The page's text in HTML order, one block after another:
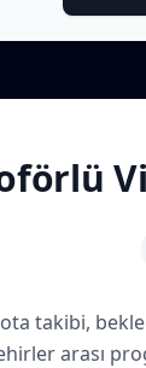
takibi,
arası